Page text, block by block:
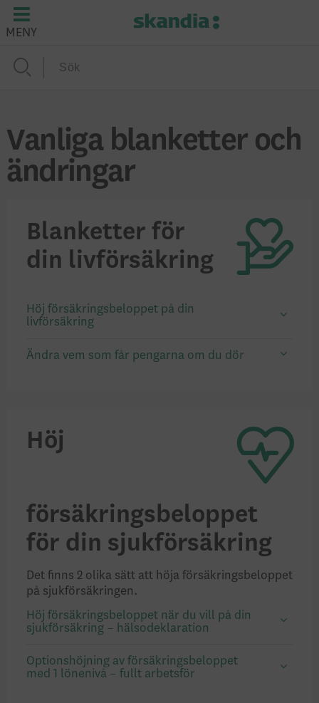
MENY
Vanliga blanketter och
ändringar
Blanketter för
din livförsäkring
Höj försäkringsbeloppet på din
livförsäkring
Ändra vem som får pengarna om du dör
Höj
försäkringsbeloppet
för din sjukförsäkring
Det finns 2 olika sätt att höja försäkringsbeloppet
på sjukförsäkringen.
Höj försäkringsbeloppet när du vill på din
sjukförsäkring – hälsodeklaration
Optionshöjning av försäkringsbeloppet
med 1 lönenivå – fullt arbetsför